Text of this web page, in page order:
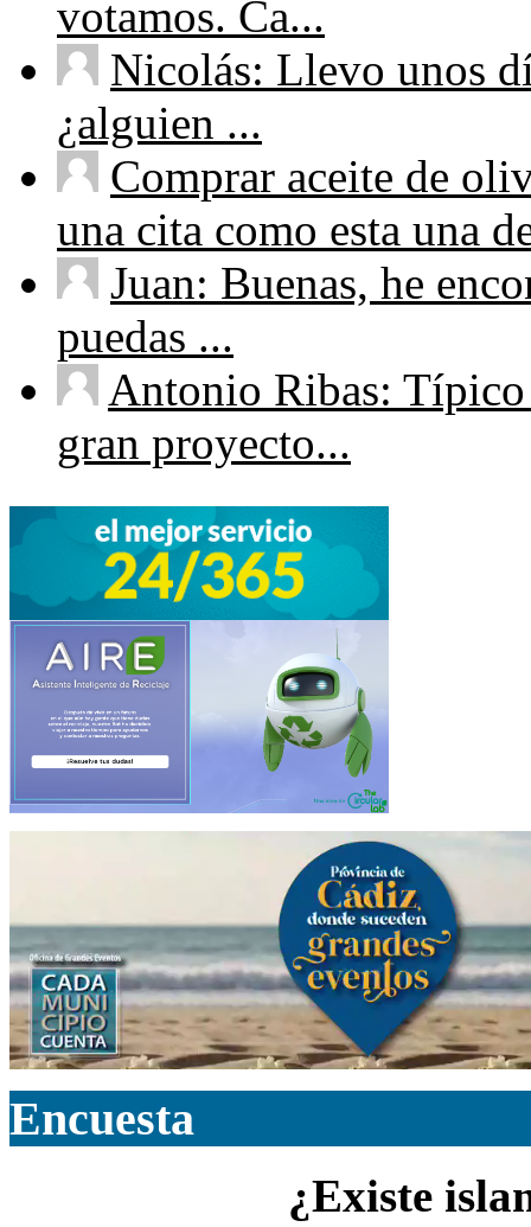
votamos. Ca...
Nicolás: Llevo unos
¿alguien ...
Comprar aceite de
una cita como esta una
Juan: Buenas, he
puedas ...
Antonio Ribas: Típico
gran proyecto...
Encuesta
¿Existe